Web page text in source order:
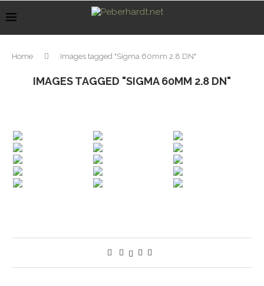
Home Images tagged "Sigma 60mm 2.8 DN"
IMAGES TAGGED "SIGMA 60MM 2.8 DN"